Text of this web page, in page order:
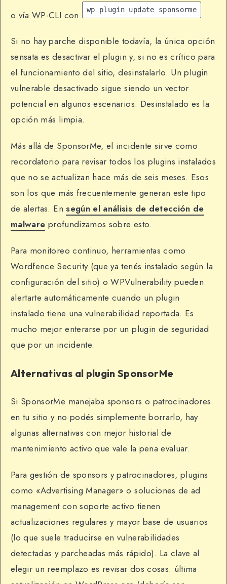
o vía WP-CLI con
wp plugin update sponsorme .
Si no hay parche disponible todavía, la única opción
sensata es desactivar el plugin y, si no es crítico para
el funcionamiento del sitio, desinstalarlo. Un plugin
vulnerable desactivado sigue siendo un vector
potencial en algunos escenarios. Desinstalado es la
opción más limpia.
Más allá de SponsorMe, el incidente sirve como
recordatorio para revisar todos los plugins instalados
que no se actualizan hace más de seis meses. Esos
son los que más frecuentemente generan este tipo
de alertas. Ensegún el análisis de detección de
malware profundizamos sobre esto.
Para monitoreo continuo, herramientas como
Wordfence Security (que ya tenés instalado según la
configuración del sitio) o WPVulnerability pueden
alertarte automáticamente cuando un plugin
instalado tiene una vulnerabilidad reportada. Es
mucho mejor enterarse por un plugin de seguridad
que por un incidente.
Alternativas al plugin SponsorMe
Si SponsorMe manejaba sponsors o patrocinadores
en tu sitio y no podés simplemente borrarlo, hay
algunas alternativas con mejor historial de
mantenimiento activo que vale la pena evaluar.
Para gestión de sponsors y patrocinadores, plugins
como «Advertising Manager» o soluciones de ad
management con soporte activo tienen
actualizaciones regulares y mayor base de usuarios
(lo que suele traducirse en vulnerabilidades
detectadas y parcheadas más rápido). La clave al
elegir un reemplazo es revisar dos cosas: última